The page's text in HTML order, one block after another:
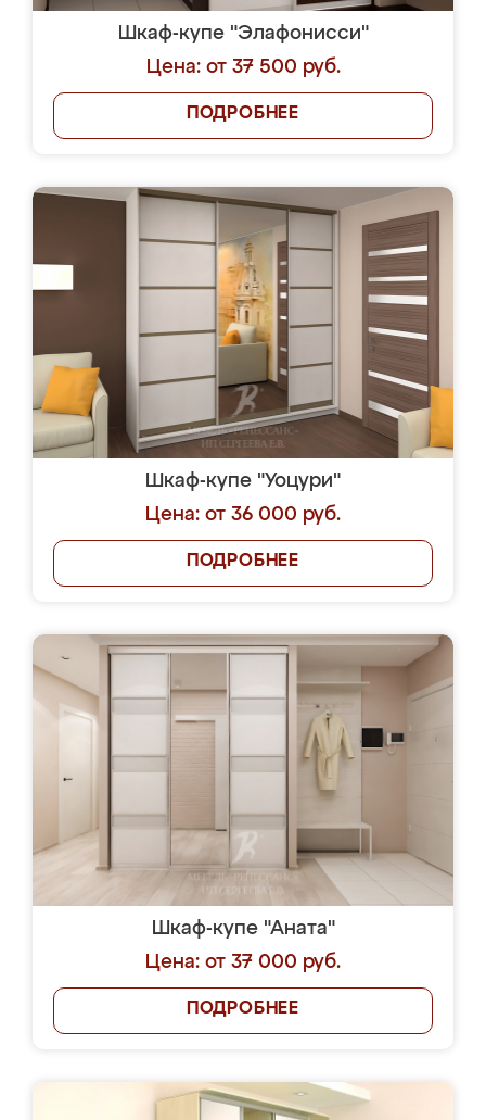
Шкаф-купе "Элафонисси"
Цена: от 37 500 руб.
ПОДРОБНЕЕ
Шкаф-купе "Уоцури"
Цена: от 36 000 руб.
ПОДРОБНЕЕ
Шкаф-купе "Аната"
Цена: от 37 000 руб.
ПОДРОБНЕЕ